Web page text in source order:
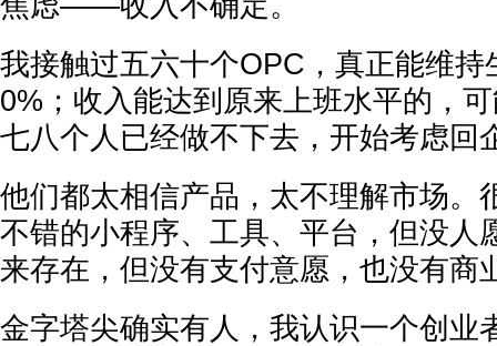
我接触过五六十个OPC，真正能维持
0%；收入能达到原来上班水平的，
七八个人已经做不下去，开始考虑回
他们都太相信产品，太不理解市场。
不错的小程序、工具、平台，但没人
来存在，但没有支付意愿，也没有商
金字塔尖确实有人，我认识一个创业